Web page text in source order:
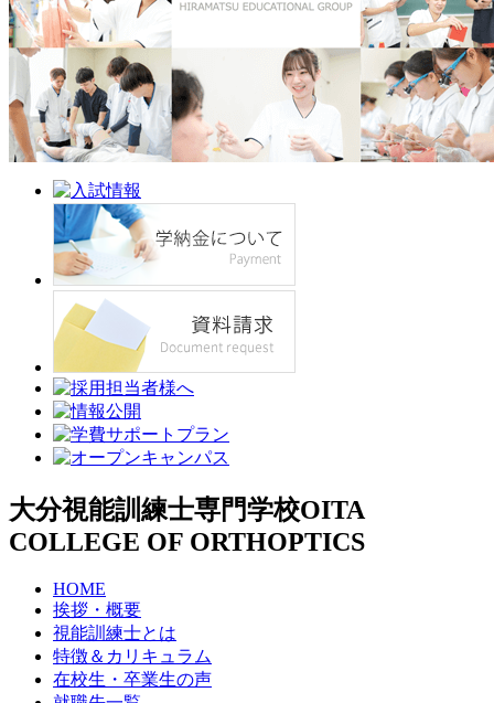
大分視能訓練士専門学校OITA
COLLEGE OF ORTHOPTICS
HOME
挨拶・概要
視能訓練士とは
特徴＆カリキュラム
在校生・卒業生の声